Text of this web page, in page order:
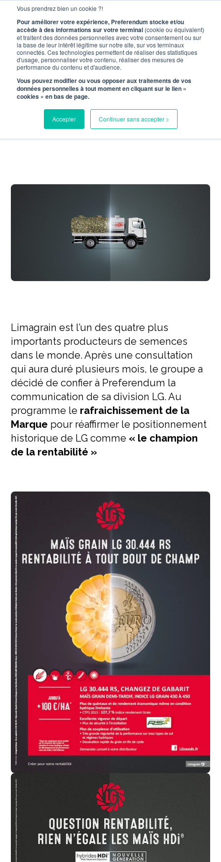
Vous prendrez bien un cookie ?!
Pour améliorer votre expérience, Preferendum stocke et/ou
accède à des informations sur votre terminal (cookie ou équivalent)
et traitent des données personnelles avec votre consentement ou sur
la base de leur intérêt légitime sur notre site, sur vos terminaux
connectés. Ces technologies permettent de réaliser des statistiques
d'usage, personnaliser votre contenu, réaliser des mesures de
performance du contenu et d'audience.
Vous pouvez modifier ou vous opposer aux traitements de vos
données personnelles à tout moment en cliquant sur le lien «
cookies » en bas de page.
Accepter Continuer sans accepter >
LIMAGRAIN SÈME
SES GRAINES
CHEZ
PREFERENDUM
Limagrain est l’un des quatre plus
importants producteurs de semences
dans le monde. Après une consultation
qui aura duré plusieurs mois, le groupe a
décidé de confier à Preferendum la
communication de sa division LG. Au
programme le rafraichissement de la
Marque pour réaffirmer le positionnement
historique de LG comme « le champion
de la rentabilité »